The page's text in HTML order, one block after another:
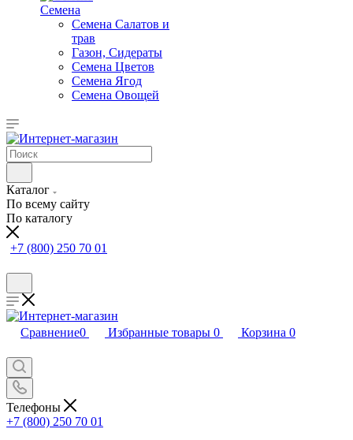
Семена
Семена Салатов и
трав
Газон, Сидераты
Семена Цветов
Семена Ягод
Семена Овощей
Каталог
По всему сайту
По каталогу
+7 (800) 250 70 01
Сравнение0 Избранные товары 0 Корзина 0
Телефоны
+7 (800) 250 70 01